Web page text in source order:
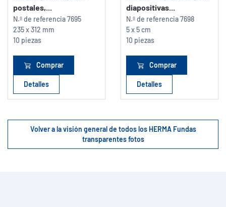
postales,...
N.º de referencia7695
235 x 312 mm
10 piezas
Comprar
Detalles
diapositivas...
N.º de referencia7698
5 x 5 cm
10 piezas
Comprar
Detalles
Volver a la visión general de todos los HERMA Fundas
transparentes fotos